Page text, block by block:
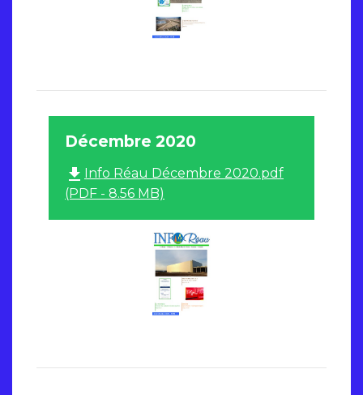
Décembre 2020
file_download Info Réau Décembre 2020.pdf
(PDF - 8.56 MB)